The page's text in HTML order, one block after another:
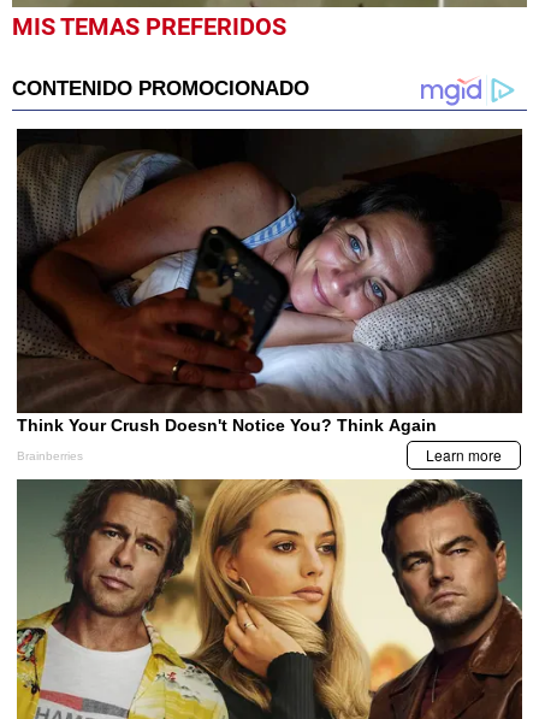
0
seconds
minute,
23
seconds
MIS TEMAS PREFERIDOS